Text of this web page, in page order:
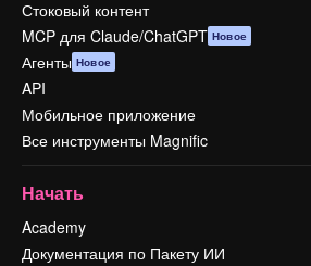
Стоковый контент
MCP для Claude/ChatGPT Новое
Агенты Новое
API
Мобильное приложение
Все инструменты Magnific
Начать
Academy
Документация по Пакету ИИ